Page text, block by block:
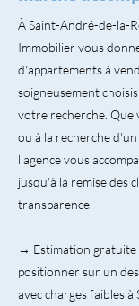
À Saint-André-de-la-
Immobilier vous
d'appartements à
soigneusement
votre recherche. Que
ou à la recherche
l'agence vous
jusqu'à la remise des
transparence.
→ Estimation gratuite
positionner sur un
avec charges faibles